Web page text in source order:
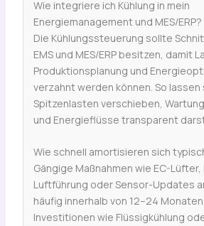
Wie integriere ich Kühlung in mein
Energiemanagement und MES/ERP?
Die Kühlungssteuerung sollte
EMS und MES/ERP besitzen, damit
Produktionsplanung und
verzahnt werden können. So lassen
Spitzenlasten verschieben,
und Energieflüsse transparent
Wie schnell amortisieren sich
Gängige Maßnahmen wie EC-
Luftführung oder Sensor-Updates
häufig innerhalb von 12–24
Investitionen wie Flüssigkühlung